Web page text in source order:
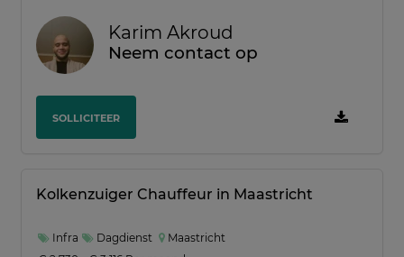
Karim Akroud
Neem contact op
SOLLICITEER
Kolkenzuiger Chauffeur in Maastricht
Infra Dagdienst
Maastricht